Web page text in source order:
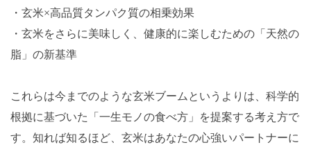
・玄米×高品質タンパク質の相乗効果
・玄米をさらに美味しく、健康的に楽しむための「天然の
脂」の新基準
これらは今までのような玄米ブームというよりは、科学的
根拠に基づいた「一生モノの食べ方」を提案する考え方で
す。知れば知るほど、玄米はあなたの心強いパートナーに